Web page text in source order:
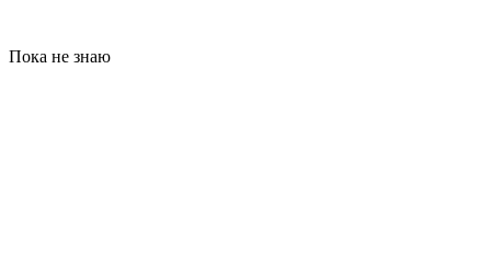
Пока не знаю